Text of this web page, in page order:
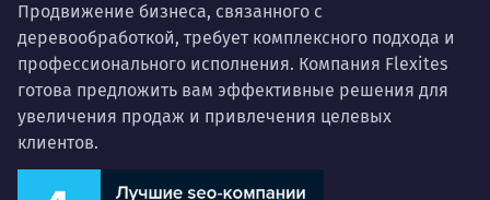
Продвижение бизнеса, связанного с
деревообработкой, требует комплексного подхода и
профессионального исполнения. Компания Flexites
готова предложить вам эффективные решения для
увеличения продаж и привлечения целевых
клиентов.